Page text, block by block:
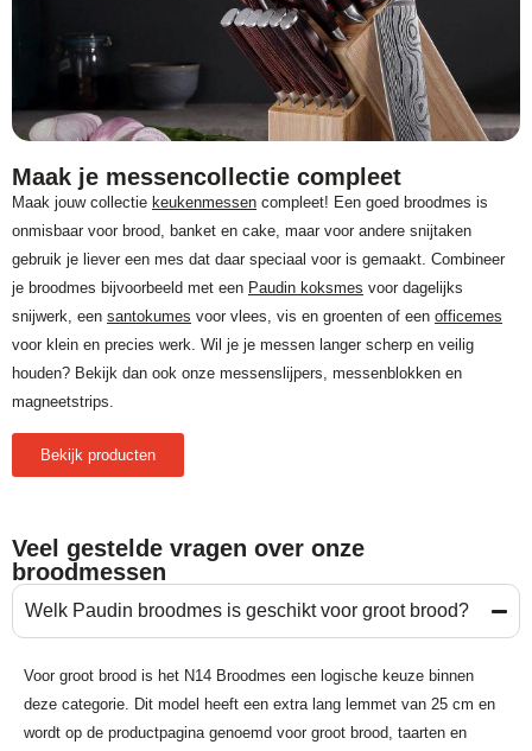
Maak je messencollectie compleet
Maak jouw collectie keukenmessen compleet! Een goed broodmes is
onmisbaar voor brood, banket en cake, maar voor andere snijtaken
gebruik je liever een mes dat daar speciaal voor is gemaakt. Combineer
je broodmes bijvoorbeeld met een Paudin koksmes voor dagelijks
snijwerk, een santokumes voor vlees, vis en groenten of een officemes
voor klein en precies werk. Wil je je messen langer scherp en veilig
houden? Bekijk dan ook onze messenslijpers, messenblokken en
magneetstrips.
Bekijk producten
Veel gestelde vragen over onze
broodmessen
Welk Paudin broodmes is geschikt voor groot brood?
Voor groot brood is het N14 Broodmes een logische keuze binnen
deze categorie. Dit model heeft een extra lang lemmet van 25 cm en
wordt op de productpagina genoemd voor groot brood, taarten en